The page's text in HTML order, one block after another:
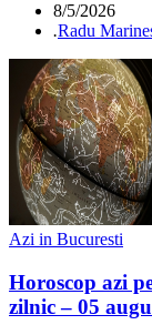
8/5/2026
.Radu
Azi in Bucuresti
Horoscop azi
zilnic – 05